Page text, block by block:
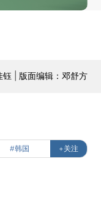
钰 | 版面编辑：邓舒方
#韩国 +关注